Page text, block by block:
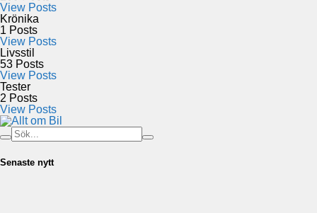
View Posts
Krönika
1 Posts
View Posts
Livsstil
53 Posts
View Posts
Tester
2 Posts
View Posts
Senaste nytt